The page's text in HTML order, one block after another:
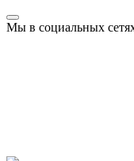
Мы в социальных